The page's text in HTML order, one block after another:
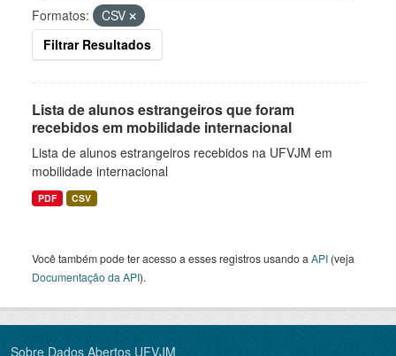
Formatos:
CSV
Filtrar Resultados
Lista de alunos estrangeiros que foram
recebidos em mobilidade internacional
Lista de alunos estrangeiros recebidos na UFVJM em
mobilidade internacional
PDF CSV
Você também pode ter acesso a esses registros usando a API (veja
Documentação da API).
Sobre Dados Abertos UFVJM